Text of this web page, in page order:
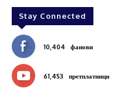
Stay Connected
10,404 фанови
61,453 претплатници